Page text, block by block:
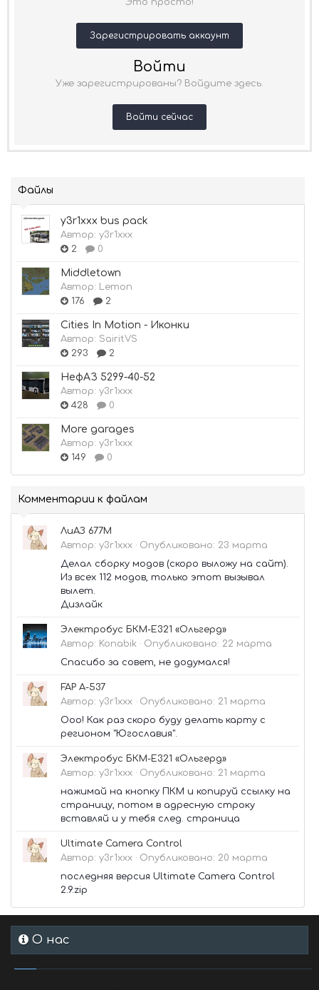
Зарегистрировать аккаунт
Войти
Уже зарегистрированы? Войдите здесь.
Войти сейчас
Файлы
y3r1xxx bus pack
Автор: y3r1xxx
2
0
Middletown
Автор: Lemon
176
2
Cities In Motion - Иконки
Автор: SairitVS
293
2
НефАЗ 5299-40-52
Автор: y3r1xxx
428
0
More garages
Автор: y3r1xxx
149
0
Комментарии к файлам
ЛиАЗ 677М
Автор: y3r1xxx · Опубликовано: 23 марта
Делал сборку модов (скоро выложу на сайт).
Из всех 112 модов, только этот вызывал
вылет.
Дизлайк
Электробус БКМ-Е321 «Ольгерд»
Автор: Konabik · Опубликовано: 22 марта
Спасибо за совет, не додумался!
FAP A-537
Автор: y3r1xxx · Опубликовано: 21 марта
Ооо! Как раз скоро буду делать карту с
регионом "Югославия".
Электробус БКМ-Е321 «Ольгерд»
Автор: y3r1xxx · Опубликовано: 21 марта
нажимай на кнопку ПКМ и копируй ссылку на
страницу, потом в адресную строку
вставляй и у тебя след. страница
Ultimate Camera Control
Автор: y3r1xxx · Опубликовано: 20 марта
последняя версия Ultimate Camera Control
2.9.zip
О нас